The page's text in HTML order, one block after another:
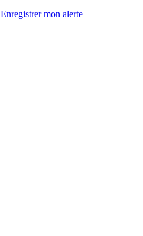
Enregistrermon alerte